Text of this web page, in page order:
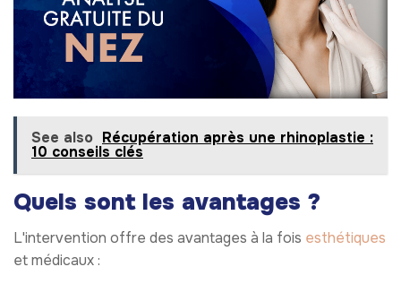
See also Récupération après une rhinoplastie :
10 conseils clés
Quels sont les avantages ?
L'intervention offre des avantages à la fois esthétiques
et médicaux :